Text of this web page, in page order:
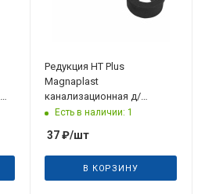
Редукция HT Plus
Magnaplast
канализационная д/
переходов на сталь д 50/50
Есть в наличии: 1
37₽/шт
В КОРЗИНУ